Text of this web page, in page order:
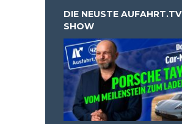
DIE NEUSTE AUFAHRT.TV
SHOW